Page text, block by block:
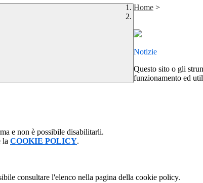
Home >
Notizie
Questo sito o gli
funzionamento ed
e non è possibile disabilitarli.
la COOKIE POLICY.
consultare l'elenco nella pagina della cookie policy.